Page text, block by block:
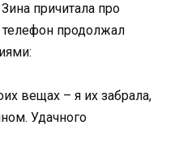
причитала про
продолжал
вещах – я их забрала,
Удачного